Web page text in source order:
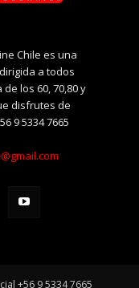
Chile es una
a todos
los 60, 70,80 y
disfrutes de
9 5334 7665
+56 9 5334 7665